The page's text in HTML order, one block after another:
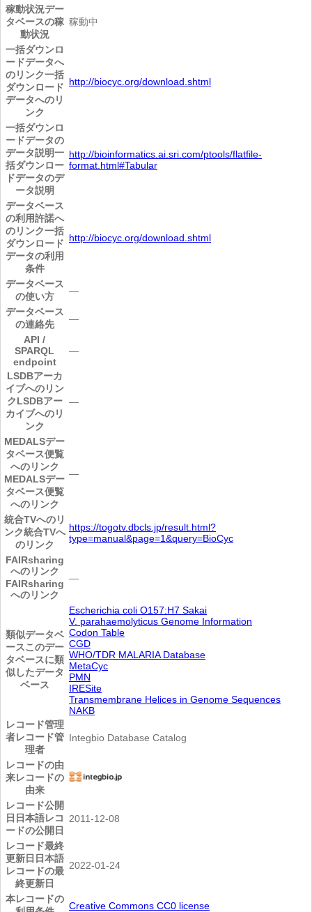
稼動状況デー
タベースの稼
動状況
稼動中
一括ダウンロ
ードデータへ
のリンク一括
ダウンロード
データへのリ
ンク
http://biocyc.org/download.shtml
一括ダウンロ
ードデータの
データ説明一
括ダウンロー
ドデータのデ
ータ説明
http://bioinformatics.ai.sri.com/ptools/flatfile-
format.html#Tabular
データベース
の利用許諾へ
のリンク一括
ダウンロード
データの利用
条件
http://biocyc.org/download.shtml
データベース
の使い方
―
データベース
の連絡先
―
API /
SPARQL
endpoint
―
LSDBアーカ
イブへのリン
クLSDBアー
カイブへのリ
ンク
―
MEDALSデー
タベース便覧
へのリンク
MEDALSデー
タベース便覧
へのリンク
―
統合TVへのリ
ンク統合TVへ
のリンク
https://togotv.dbcls.jp/result.html?
type=manual&page=1&query=BioCyc
FAIRsharing
へのリンク
FAIRsharing
へのリンク
―
類似データベ
ースこのデー
タベースに類
似したデータ
ベース
Escherichia coli O157:H7 Sakai
V. parahaemolyticus Genome Information
Codon Table
CGD
WHO/TDR MALARIA Database
MetaCyc
PMN
IRESite
Transmembrane Helices in Genome Sequences
NAKB
レコード管理
者レコード管
理者
Integbio Database Catalog
レコードの由
来レコードの
由来
レコード公開
日 日本語レコ
ードの公開日
2011-12-08
レコード最終
更新日 日本語
レコードの最
終更新日
2022-01-24
本レコードの
Creative Commons CC0 license